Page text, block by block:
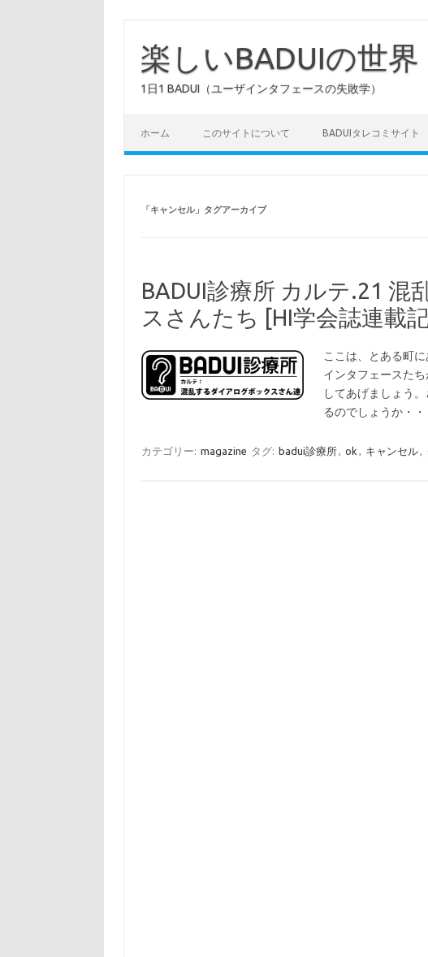
楽しいBADUIの世界
1日1 BADUI（ユーザインタフェースの失敗学）
ホーム このサイトについて BADUIタレコミサイト
「キャンセル」タグアーカイブ
BADUI診療所 カルテ.21 混
スさんたち [HI学会誌連載
ここは、とある町
インタフェースた
してあげましょう
るのでしょうか・
カテゴリー: magazine タグ: badui診療所, ok , キャンセル,